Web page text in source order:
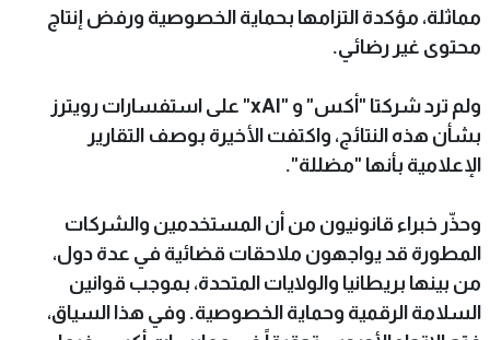
مماثلة، مؤكدة التزامها بحماية الخصوصية ورفض إنتاج
محتوى غير رضائي.
ولم ترد شركتا "أكس" و "xAI" على استفسارات رويترز
بشأن هذه النتائج، واكتفت الأخيرة بوصف التقارير
الإعلامية بأنها "مضللة".
وحذّر خبراء قانونيون من أن المستخدمين والشركات
المطورة قد يواجهون ملاحقات قضائية في عدة دول،
من بينها بريطانيا والولايات المتحدة، بموجب قوانين
السلامة الرقمية وحماية الخصوصية. وفي هذا السياق،